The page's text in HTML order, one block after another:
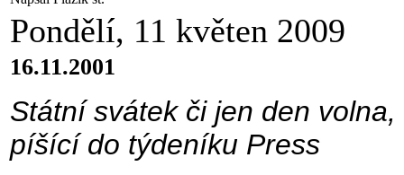
Pondělí, 11 květen 2009
16.11.2001
Státní svátek či jen den
píšící do týdeníku Press